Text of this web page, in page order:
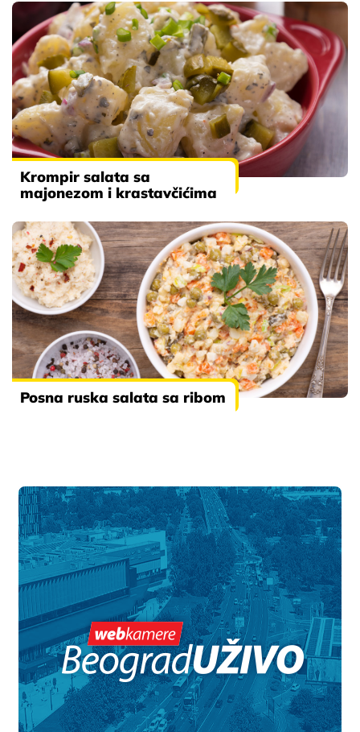
Krompir salata sa
majonezom i krastavčićima
Posna ruska salata sa ribom